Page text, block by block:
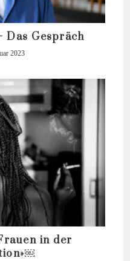
Gespräch
2023
in der